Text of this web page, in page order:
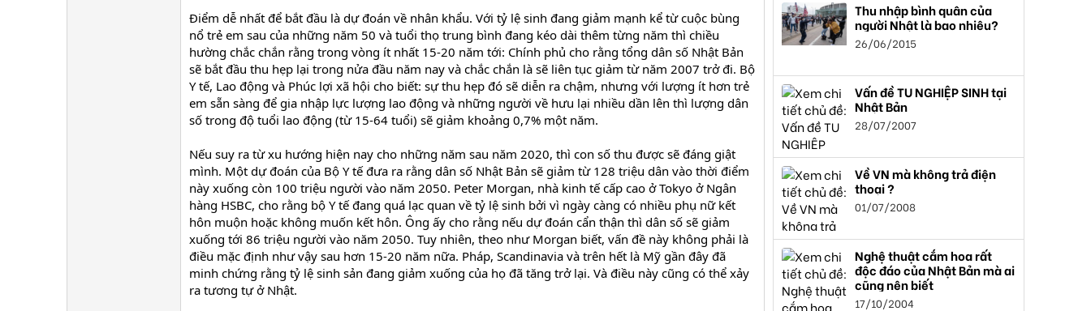
Điểm dễ nhất để bắt đầu là dự đoán về nhân khẩu. Với tỷ lệ sinh đang giảm mạnh kể từ cuộc bùng
nổ trẻ em sau của những năm 50 và tuổi thọ trung bình đang kéo dài thêm từng năm thì chiều
hường chắc chắn rằng trong vòng ít nhất 15-20 năm tới: Chính phủ cho rằng tổng dân số Nhật Bản
sẽ bắt đầu thu hẹp lại trong nửa đầu năm nay và chắc chắn là sẽ liên tục giảm từ năm 2007 trở đi. Bộ
Y tế, Lao động và Phúc lợi xã hội cho biết: sự thu hẹp đó sẽ diễn ra chậm, nhưng với lượng ít hơn trẻ
em sẵn sàng để gia nhập lực lượng lao động và những người về hưu lại nhiều dần lên thì lượng dân
số trong độ tuổi lao động (từ 15-64 tuổi) sẽ giảm khoảng 0,7% một năm.
Nếu suy ra từ xu hướng hiện nay cho những năm sau năm 2020, thì con số thu được sẽ đáng giật
mình. Một dự đoán của Bộ Y tế đưa ra rằng dân số Nhật Bản sẽ giảm từ 128 triệu dân vào thời điểm
này xuống còn 100 triệu người vào năm 2050. Peter Morgan, nhà kinh tế cấp cao ở Tokyo ở Ngân
hàng HSBC, cho rằng bộ Y tế đang quá lạc quan về tỷ lệ sinh bởi vì ngày càng có nhiều phụ nữ kết
hôn muộn hoặc không muốn kết hôn. Ông ấy cho rằng nếu dự đoán cẩn thận thì dân số sẽ giảm
xuống tới 86 triệu người vào năm 2050. Tuy nhiên, theo như Morgan biết, vấn đề này không phải là
điều mặc định như vậy sau hơn 15-20 năm nữa. Pháp, Scandinavia và trên hết là Mỹ gần đây đã
minh chứng rằng tỷ lệ sinh sản đang giảm xuống của họ đã tăng trở lại. Và điều này cũng có thể xảy
ra tương tự ở Nhật.
Thu nhập bình quân của
người Nhật là bao nhiêu?
26/06/2015
Vấn đề TU NGHIỆP SINH tại
Nhật Bản
28/07/2007
Về VN mà không trả điện
thoại ?
01/07/2008
Nghệ thuật cắm hoa rất
độc đáo của Nhật Bản mà ai
cũng nên biết
17/10/2004